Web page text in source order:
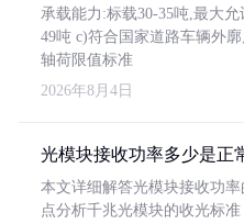
承载能力:标载30-35吨,最大允
49吨 c)符合国家道路车辆外廓
轴荷限值标准
2026年8月4日
光模块接收功率多少是正
本文详细解答光模块接收功
点分析千兆光模块的收光标